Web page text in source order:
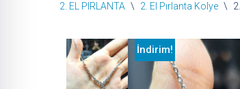
2. EL PIRLANTA \ 2. El Pırlanta Kolye \
İndirim!